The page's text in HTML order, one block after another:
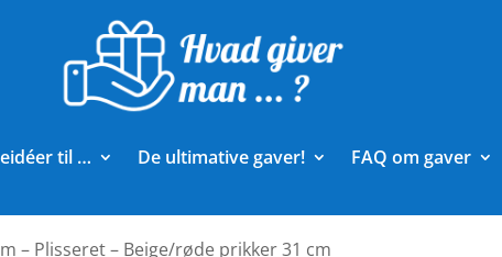
til … De ultimative gaver! FAQ om gaver
– Plisseret – Beige/røde prikker 31 cm